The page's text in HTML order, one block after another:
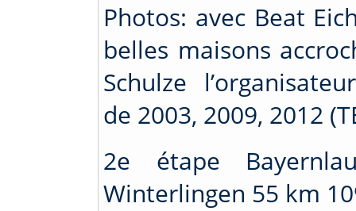
Photos: avec Beat
belles maisons
Schulze
de 2003, 2009, 2012
2e étape
Winterlingen 55 km